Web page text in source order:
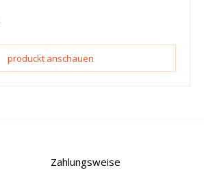
produckt anschauen
Zahlungsweise